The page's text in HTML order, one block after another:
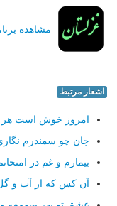
مشاهده
اشعار مرتبط
امروز خوش است هر
جان چو سمندرم
بیمارم و غم در
آن کس که از آب و گل